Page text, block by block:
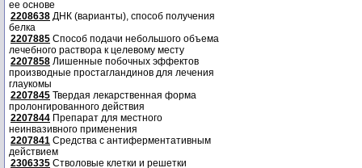
ее основе
2208638 ДНК (варианты), способ получения
белка
2207885 Способ подачи небольшого объема
лечебного раствора к целевому месту
2207858 Лишенные побочных эффектов
производные простагландинов для лечения
глаукомы
2207845 Твердая лекарственная форма
пролонгированного действия
2207844 Препарат для местного
неинвазивного применения
2207841 Средства с антиферментативным
действием
2306335 Стволовые клетки и решетки